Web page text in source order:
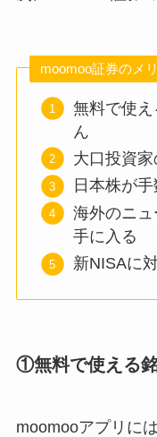
moomoo証券のメ
無料で使
ん
大口投資
日本株が
海外のニ
手に入る
新NISAに
①無料で使える
moomooアプリに